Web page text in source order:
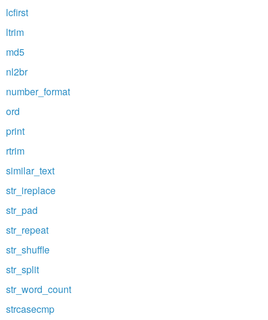
lcfirst
ltrim
md5
nl2br
number_format
ord
print
rtrim
similar_text
str_ireplace
str_pad
str_repeat
str_shuffle
str_split
str_word_count
strcasecmp